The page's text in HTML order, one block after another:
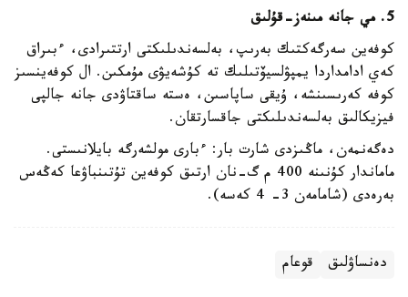
5. مي جانە مىنەز-قۇلىق
كوفەين سەرگەكتىك بەرىپ، بەلسەندىلىكتى ارتتىرادى، ءبىراق
كەي ادامداردا يمپۋلسيۆتىلىك تە كۇشەيۋى مۇمكىن. ال كوفەينسىز
كوفە كەرىسىنشە، ۇيقى ساپاسىن، ەستە ساقتاۋدى جانە جالپى
فيزيكالىق بەلسەندىلىكتى جاقسارتقان.
دەگەنمەن، ماڭىزدى شارت بار: ءبارى مولشەرگە بايلانىستى.
ماماندار كۇنىنە 400 م گ-نان ارتىق كوفەين تۇتىنباۋعا كەڭەس
بەرەدى (شامامەن 3- 4 كەسە).
دەنساۋلىق قوعام